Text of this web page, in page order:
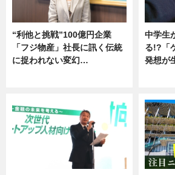
“利他と挑戦”100億円企業
「フジ物産」社長に訊く伝統
に捉われない変幻…
中学生
る!?「
発想が